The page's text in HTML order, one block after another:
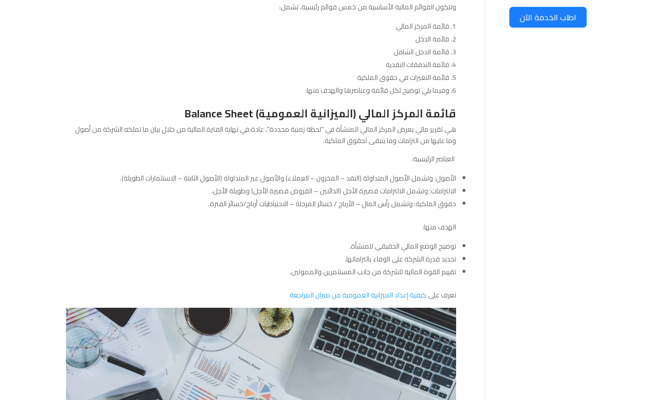
وتتكون القوائم المالية الأساسية من خمس قوائم رئيسية، تشمل:
قائمة المركز المالي
قائمة الدخل
قائمة الدخل الشامل
قائمة التدفقات النقدية
قائمة التغيرات في حقوق الملكية
وفيما يلي توضيح لكل قائمة وعناصرها والهدف منها:
قائمة المركز المالي (الميزانية العمومية) Balance Sheet
هي تقرير مالي يعرض المركز المالي للمنشأة في “لحظة زمنية محددة”، عادة في نهاية الفترة المالية من خلال بيان ما تملكه الشركة من أصول
وما عليها من التزامات وما يتبقى لحقوق الملكية.
العناصر الرئيسية:
الأصول: وتشمل الأصول المتداولة (النقد – المخزون – العملاء) والأصول غير المتداولة (الأصول الثابتة – الاستثمارات الطويلة).
الالتزامات: وتشمل الالتزامات قصيرة الأجل (الدائنين – القروض قصيرة الأجل) وطويلة الأجل.
حقوق الملكية: وتشمل رأس المال – الأرباح / خسائر المرحلة – الاحتياطيات أرباح/خسائر الفترة.
الهدف منها:
توضيح الوضع المالي الحقيقي للمنشأة.
تحديد قدرة الشركة على الوفاء بالتزاماتها.
تقييم القوة المالية للشركة من جانب المستثمرين والممولين.
تعرف علىكيفية إعداد الميزانية العمومية من ميزان المراجعة
اطلب الخدمة الآن